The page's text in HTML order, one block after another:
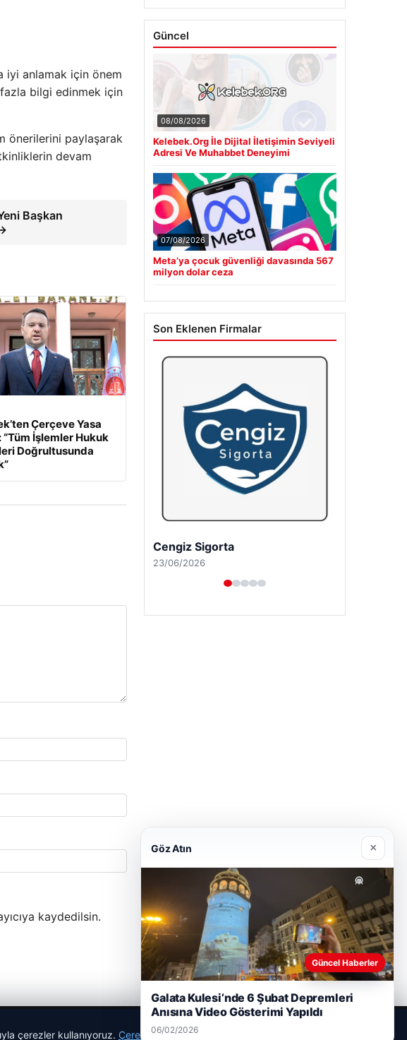
iyi anlamak için önem
bilgi edinmek için
önerilerini paylaşarak
devam
Başkan
Çerçeve Yasa
“Tüm İşlemler Hukuk
Doğrultusunda
kaydedilsin.
Güncel
08/08/2026
Kelebek.Org İle Dijital İletişimin Seviyeli
Adresi Ve Muhabbet Deneyimi
07/08/2026
Meta’ya çocuk güvenliği davasında 567
milyon dolar ceza
Son Eklenen Firmalar
Hastaş Beton
26/05/2026
çerezler kullanıyoruz. Çerez Politikamız
Göz Atın ×
Güncel Haberler
Galata Kulesi’nde 6 Şubat Depremleri
Anısına Video Gösterimi Yapıldı
06/02/2026